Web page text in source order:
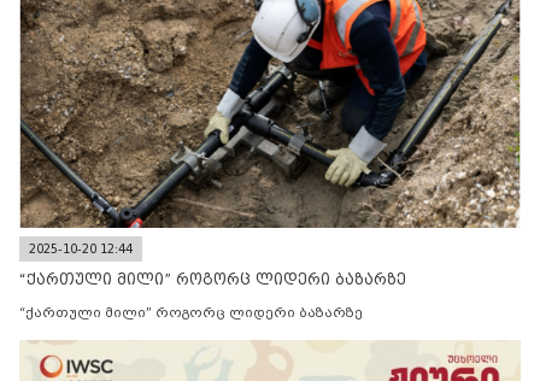
2025-10-20 12:44
“ქართული მილი” როგორც ლიდერი ბაზარზე
“ქართული მილი” როგორც ლიდერი ბაზარზე